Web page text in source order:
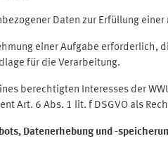
Daten zur Erfüllung
einer Aufgabe erforderlich,
für die Verarbeitung.
berechtigten Interesses der
Art. 6 Abs. 1 lit. f DSGVO als
Datenerhebung und -